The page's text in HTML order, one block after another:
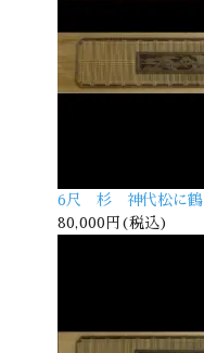
6尺 杉 神代松に鶴
80,000円(税込)